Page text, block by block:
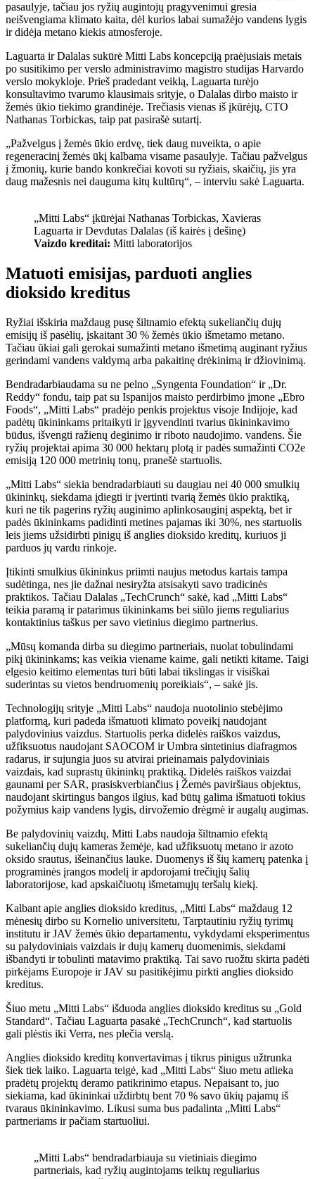
pasaulyje, tačiau jos ryžių augintojų pragyvenimui gresia
neišvengiama klimato kaita, dėl kurios labai sumažėjo vandens lygis
ir didėja metano kiekis atmosferoje.
Laguarta ir Dalalas sukūrė Mitti Labs koncepciją praėjusiais metais
po susitikimo per verslo administravimo magistro studijas Harvardo
verslo mokykloje. Prieš pradedant veiklą, Laguarta turėjo
konsultavimo tvarumo klausimais srityje, o Dalalas dirbo maisto ir
žemės ūkio tiekimo grandinėje. Trečiasis vienas iš įkūrėjų, CTO
Nathanas Torbickas, taip pat pasirašė sutartį.
„Pažvelgus į žemės ūkio erdvę, tiek daug nuveikta, o apie
regeneracinį žemės ūkį kalbama visame pasaulyje. Tačiau pažvelgus
į žmonių, kurie bando konkrečiai kovoti su ryžiais, skaičių, jis yra
daug mažesnis nei dauguma kitų kultūrų“, – interviu sakė Laguarta.
„Mitti Labs“ įkūrėjai Nathanas Torbickas, Xavieras
Laguarta ir Devdutas Dalalas (iš kairės į dešinę)
Vaizdo kreditai: Mitti laboratorijos
Matuoti emisijas, parduoti anglies
dioksido kreditus
Ryžiai išskiria maždaug pusę šiltnamio efektą sukeliančių dujų
emisijų iš pasėlių, įskaitant 30 % žemės ūkio išmetamo metano.
Tačiau ūkiai gali gerokai sumažinti metano išmetimą auginant ryžius
gerindami vandens valdymą arba pakaitinę drėkinimą ir džiovinimą.
Bendradarbiaudama su ne pelno „Syngenta Foundation“ ir „Dr.
Reddy“ fondu, taip pat su Ispanijos maisto perdirbimo įmone „Ebro
Foods“, „Mitti Labs“ pradėjo penkis projektus visoje Indijoje, kad
padėtų ūkininkams pritaikyti ir įgyvendinti tvarius ūkininkavimo
būdus, išvengti ražienų deginimo ir riboto naudojimo. vandens. Šie
ryžių projektai apima 30 000 hektarų plotą ir padės sumažinti CO2e
emisiją 120 000 metrinių tonų, pranešė startuolis.
„Mitti Labs“ siekia bendradarbiauti su daugiau nei 40 000 smulkių
ūkininkų, siekdama įdiegti ir įvertinti tvarią žemės ūkio praktiką,
kuri ne tik pagerins ryžių auginimo aplinkosauginį aspektą, bet ir
padės ūkininkams padidinti metines pajamas iki 30%, nes startuolis
leis jiems užsidirbti pinigų iš anglies dioksido kreditų, kuriuos ji
parduos jų vardu rinkoje.
Įtikinti smulkius ūkininkus priimti naujus metodus kartais tampa
sudėtinga, nes jie dažnai nesiryžta atsisakyti savo tradicinės
praktikos. Tačiau Dalalas „TechCrunch“ sakė, kad „Mitti Labs“
teikia paramą ir patarimus ūkininkams bei siūlo jiems reguliarius
kontaktinius taškus per savo vietinius diegimo partnerius.
„Mūsų komanda dirba su diegimo partneriais, nuolat tobulindami
pikį ūkininkams; kas veikia viename kaime, gali netikti kitame. Taigi
elgesio keitimo elementas turi būti labai tikslingas ir visiškai
suderintas su vietos bendruomenių poreikiais“, – sakė jis.
Technologijų srityje „Mitti Labs“ naudoja nuotolinio stebėjimo
platformą, kuri padeda išmatuoti klimato poveikį naudojant
palydovinius vaizdus. Startuolis perka didelės raiškos vaizdus, ​​
užfiksuotus naudojant SAOCOM ir Umbra sintetinius diafragmos
radarus, ir sujungia juos su atvirai prieinamais palydoviniais
vaizdais, kad suprastų ūkininkų praktiką. Didelės raiškos vaizdai
gaunami per SAR, prasiskverbiančius į Žemės paviršiaus objektus,
naudojant skirtingus bangos ilgius, kad būtų galima išmatuoti tokius
požymius kaip vandens lygis, dirvožemio drėgmė ir augalų augimas.
Be palydovinių vaizdų, Mitti Labs naudoja šiltnamio efektą
sukeliančių dujų kameras žemėje, kad užfiksuotų metano ir azoto
oksido srautus, išeinančius lauke. Duomenys iš šių kamerų patenka į
programinės įrangos modelį ir apdorojami trečiųjų šalių
laboratorijose, kad apskaičiuotų išmetamųjų teršalų kiekį.
Kalbant apie anglies dioksido kreditus, „Mitti Labs“ maždaug 12
mėnesių dirbo su Kornelio universitetu, Tarptautiniu ryžių tyrimų
institutu ir JAV žemės ūkio departamentu, vykdydami eksperimentus
su palydoviniais vaizdais ir dujų kamerų duomenimis, siekdami
išbandyti ir tobulinti matavimo praktiką. Tai savo ruožtu skirta padėti
pirkėjams Europoje ir JAV su pasitikėjimu pirkti anglies dioksido
kreditus.
Šiuo metu „Mitti Labs“ išduoda anglies dioksido kreditus su „Gold
Standard“. Tačiau Laguarta pasakė „TechCrunch“, kad startuolis
gali plėstis iki Verra, nes plečia verslą.
Anglies dioksido kreditų konvertavimas į tikrus pinigus užtrunka
šiek tiek laiko. Laguarta teigė, kad „Mitti Labs“ šiuo metu atlieka
pradėtų projektų deramo patikrinimo etapus. Nepaisant to, juo
siekiama, kad ūkininkai uždirbtų bent 70 % savo ūkių pajamų iš
tvaraus ūkininkavimo. Likusi suma bus padalinta „Mitti Labs“
partneriams ir pačiam startuoliui.
„Mitti Labs“ bendradarbiauja su vietiniais diegimo
partneriais, kad ryžių augintojams teiktų reguliarius